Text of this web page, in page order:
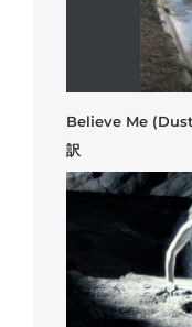
Believe Me
訳